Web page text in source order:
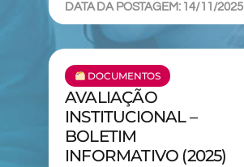
DATA DA POSTAGEM: 14/11/2025
DOCUMENTOS
AVALIAÇÃO
INSTITUCIONAL –
BOLETIM
INFORMATIVO (2025)